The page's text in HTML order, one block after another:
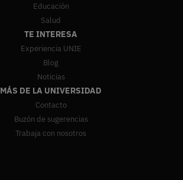
Educación
Salud
TE INTERESA
Experiencia UNIE
Blog
Noticias
MÁS DE LA UNIVERSIDAD
Contacto
Buzón de sugerencias
Trabaja con nosotros